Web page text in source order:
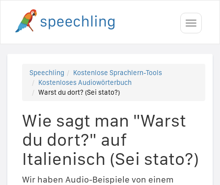
Toggle
Speechling
Kostenlose Sprachlern-Tools
Kostenloses Audiowörterbuch
Warst du dort? (Sei stato?)
Wie sagt man "Warst
du dort?" auf
Italienisch (Sei stato?)
Wir haben Audio-Beispiele von einem